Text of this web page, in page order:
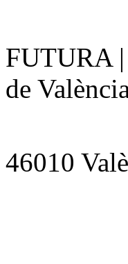
FUTURA
de
46010